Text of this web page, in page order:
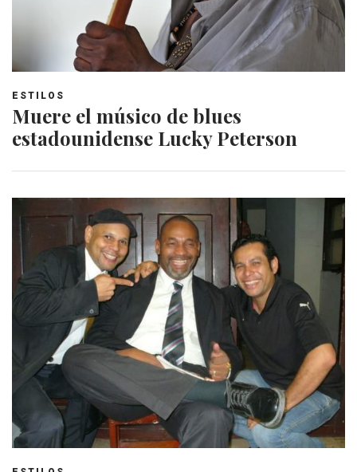
ESTILOS
Muere el músico de blues
estadounidense Lucky Peterson